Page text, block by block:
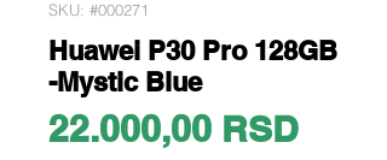
SKU: #000271
Huawei P30 Pro 128GB
-Mystic Blue
22.000,00 RSDPrice